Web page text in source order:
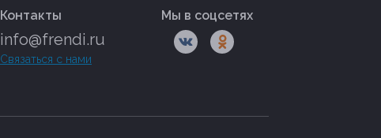
Контакты
info@frendi.ru
Связаться с нами
Мы в соцсетях